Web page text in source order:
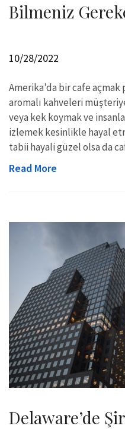
Bilmeniz
10/28/2022
Amerika’da bir cafe açmak
aromalı kahveleri
veya kek koymak ve
izlemek kesinlikle hayal
tabii hayali güzel olsa da
Read More
Delaware’de